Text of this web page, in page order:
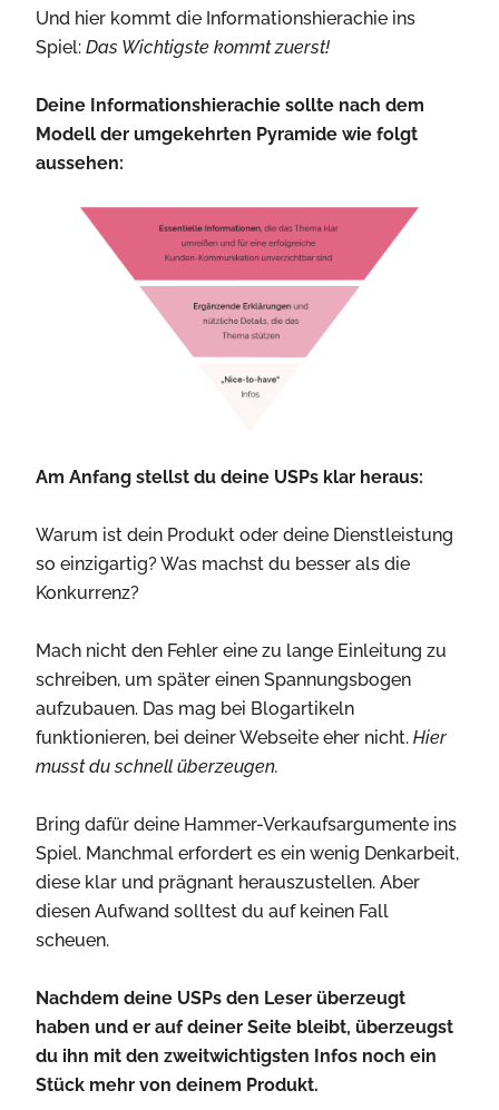
Und hier kommt die Informationshierachie ins
Spiel:Das Wichtigste kommt zuerst!
Deine Informationshierachie sollte nach dem
Modell der umgekehrten Pyramide wie folgt
aussehen:
Am Anfang stellst du deine USPs klar heraus:
Warum ist dein Produkt oder deine Dienstleistung
so einzigartig? Was machst du besser als die
Konkurrenz?
Mach nicht den Fehler eine zu lange Einleitung zu
schreiben, um später einen Spannungsbogen
aufzubauen. Das mag bei Blogartikeln
funktionieren, bei deiner Webseite eher nicht.Hier
musst du schnell überzeugen.
Bring dafür deine Hammer-Verkaufsargumente ins
Spiel. Manchmal erfordert es ein wenig Denkarbeit,
diese klar und prägnant herauszustellen. Aber
diesen Aufwand solltest du auf keinen Fall
scheuen.
Nachdem deine USPs den Leser überzeugt
haben und er auf deiner Seite bleibt, überzeugst
du ihn mit den zweitwichtigsten Infos noch ein
Stück mehr von deinem Produkt.